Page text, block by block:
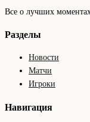
Все о лучших
Разделы
Новости
Матчи
Игроки
Навигация